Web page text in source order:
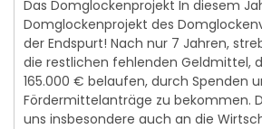
der Endspurt! Nach nur 7 Jahren,
die restlichen fehlenden Geldmittel,
165.000 € belaufen, durch Spenden
Fördermittelanträge zu bekommen.
uns insbesondere auch an die
weitaus größere Teil der […]